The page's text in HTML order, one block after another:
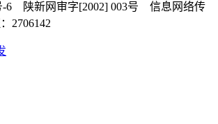
-6 陕新网审字[2002] 003号 信息网络传
2706142